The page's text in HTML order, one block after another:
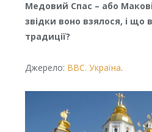
Медовий Спас – або
звідки воно взялося, і що
традиції?
Джерело: ВВС. Україна.